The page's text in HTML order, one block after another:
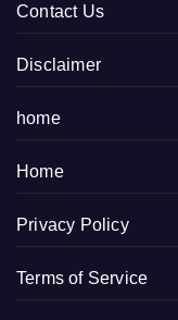
Contact Us
Disclaimer
home
Home
Privacy Policy
Terms of Service